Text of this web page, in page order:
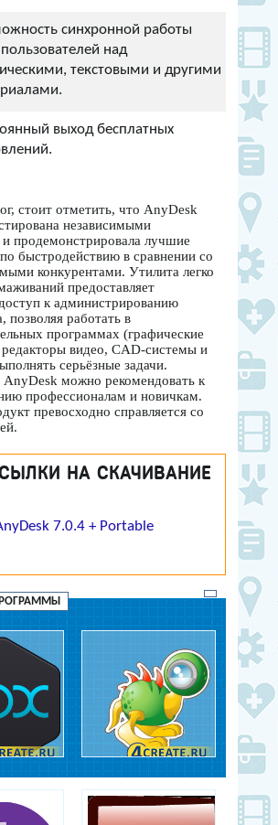
синхронной работы
над
текстовыми и другими
выход бесплатных
стоит отметить, что AnyDesk
независимыми
и продемонстрировала лучшие
быстродействию в сравнении со
конкурентами. Утилита легко
предоставляет
к администрированию
позволяя работать в
программах (графические
видео, CAD-системы и
серьёзные задачи.
можно рекомендовать к
профессионалам и новичкам.
превосходно справляется со
НА СКАЧИВАНИЕ
7.0.4 + Portable
Программы для работы с
сетью, Все программы